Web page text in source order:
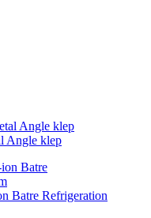
Angle klep
Batre Refrigeration